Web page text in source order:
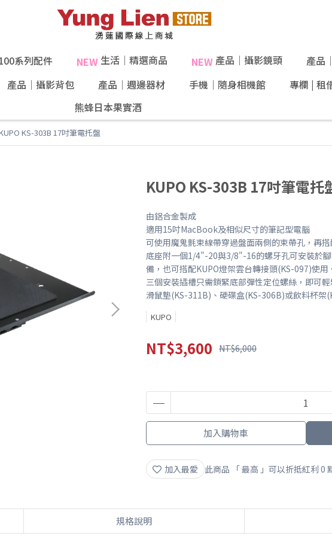
系列配件 NEW生活｜精選商品 NEW產品｜攝影鏡頭 產品
產品｜攝影背包
產品｜週邊器材 手機｜隨身相機館 專欄 | 租
熊蜂日本果實酒
KS-303B 17吋筆電托盤
KUPO KS-303B 17吋筆電托
由鋁合金製成
適用15吋MacBook及相似尺寸的筆記型電腦
可使用魔鬼氈束線帶穿過盤面兩側的束帶孔，再
底座附一個1/4"-20與3/8"-16的螺牙孔可安裝於
備，也可搭配KUPO燈架雲台轉接頭(KS-097)使用
三個安裝插槽只需鎖緊底部彈性定位螺絲，即可
滑鼠墊(KS-311B)、硬碟盒(KS-306B)或飲料杯架
KUPO
NT$3,600 NT$6,000
加入購物車
加入最愛 此商品 「 最高 」可以折抵紅利 0
規格說明